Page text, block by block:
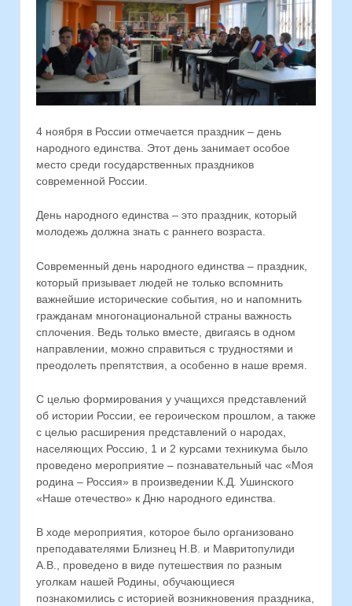
4 ноября в России отмечается праздник – день
народного единства. Этот день занимает особое
место среди государственных праздников
современной России.
День народного единства – это праздник, который
молодежь должна знать с раннего возраста.
Современный день народного единства – праздник,
который призывает людей не только вспомнить
важнейшие исторические события, но и напомнить
гражданам многонациональной страны важность
сплочения. Ведь только вместе, двигаясь в одном
направлении, можно справиться с трудностями и
преодолеть препятствия, а особенно в наше время.
С целью формирования у учащихся представлений
об истории России, ее героическом прошлом, а также
с целью расширения представлений о народах,
населяющих Россию, 1 и 2 курсами техникума было
проведено мероприятие – познавательный час «Моя
родина – Россия» в произведении К.Д. Ушинского
«Наше отечество» к Дню народного единства.
В ходе мероприятия, которое было организовано
преподавателями Близнец Н.В. и Мавритопулиди
А.В., проведено в виде путешествия по разным
уголкам нашей Родины, обучающиеся
познакомились с историей возникновения праздника,